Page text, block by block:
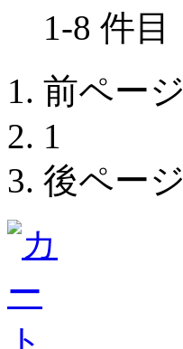
1-8 件目
前ページ
1
後ページ